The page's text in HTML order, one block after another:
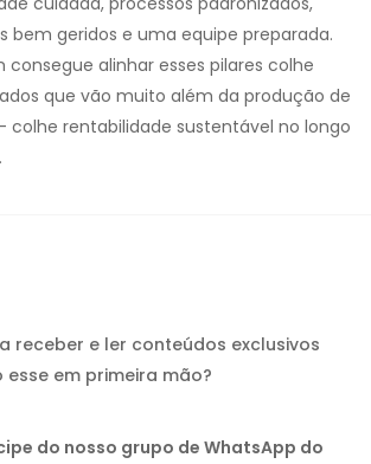
bem geridos e uma equipe preparada.
consegue alinhar esses pilares colhe
que vão muito além da produção de
colhe rentabilidade sustentável no longo
receber e ler conteúdos exclusivos
esse em primeira mão?
do nosso grupo de WhatsApp do